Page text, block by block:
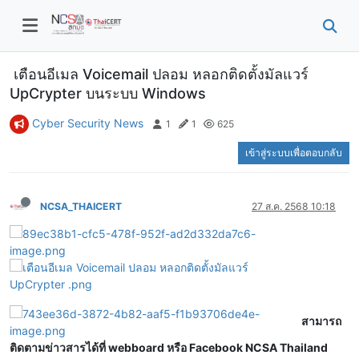
เตือนอีเมล Voicemail ปลอม หลอกติดตั้งมัลแวร์
UpCrypter บนระบบ Windows
Cyber Security News 1 1 625
เข้าสู่ระบบเพื่อตอบกลับ
NCSA_THAICERT 27 ส.ค. 2568 10:18
สามารถ
ติดตามข่าวสารได้ที่ webboard หรือ Facebook NCSA Thailand